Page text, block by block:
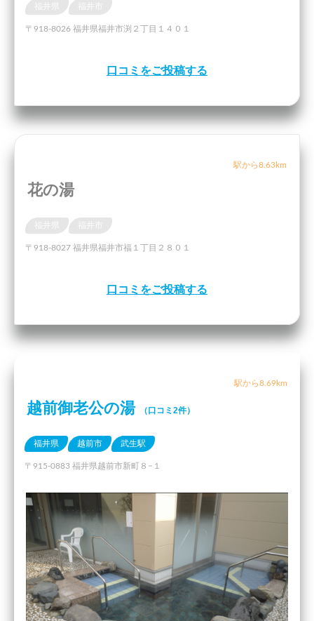
〒918-8026 福井県福井市渕２丁目１４０１
口コミをご投稿する
駅から8.63km
花の湯
〒918-8027 福井県福井市福１丁目２８０１
口コミをご投稿する
駅から8.69km
越前御老公の湯 （口コミ2件）
福井県 越前市 武生駅
〒915-0883 福井県越前市新町８−１